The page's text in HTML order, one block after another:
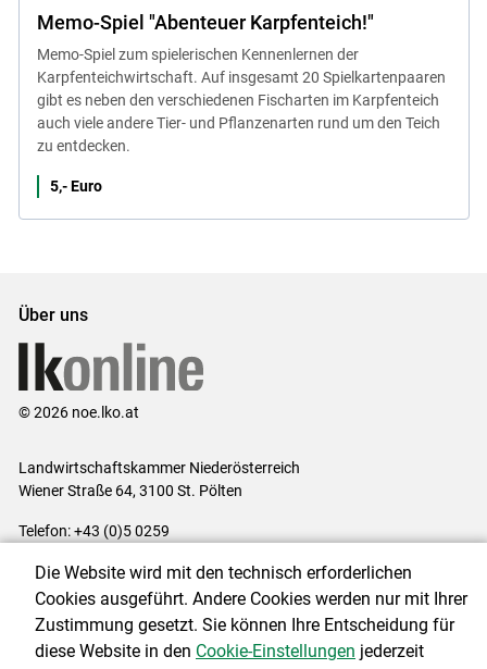
Memo-Spiel "Abenteuer Karpfenteich!"
Memo-Spiel zum spielerischen Kennenlernen der
Karpfenteichwirtschaft. Auf insgesamt 20 Spielkartenpaaren
gibt es neben den verschiedenen Fischarten im Karpfenteich
auch viele andere Tier- und Pflanzenarten rund um den Teich
zu entdecken.
5,- Euro
Über uns
© 2026 noe.lko.at
Landwirtschaftskammer Niederösterreich
Wiener Straße 64, 3100 St. Pölten
Telefon: +43 (0)5 0259
Impressum|Kontakt|Datenschutzerklärung|Barrierefreiheit|
Cookie-Einstellungen
Die Website wird mit den technisch erforderlichen
Cookies ausgeführt. Andere Cookies werden nur mit Ihrer
Zustimmung gesetzt. Sie können Ihre Entscheidung für
diese Website in den Cookie-Einstellungen jederzeit